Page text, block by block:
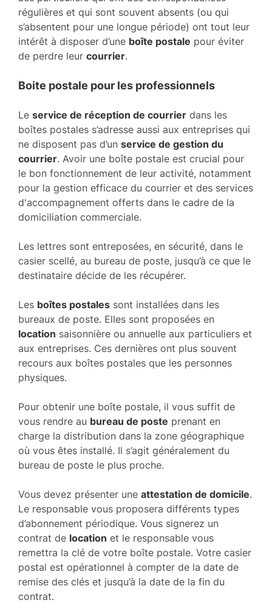
régulières et qui sont souvent absents (ou qui
s’absentent pour une longue période) ont tout leur
intérêt à disposer d’une boîte postale pour éviter
de perdre leur courrier.
Boite postale pour les professionnels
Le service de réception de courrier dans les
boîtes postales s’adresse aussi aux entreprises qui
ne disposent pas d’un service de gestion du
courrier. Avoir une boîte postale est crucial pour
le bon fonctionnement de leur activité, notamment
pour la gestion efficace du courrier et des services
d'accompagnement offerts dans le cadre de la
domiciliation commerciale.
Les lettres sont entreposées, en sécurité, dans le
casier scellé, au bureau de poste, jusqu’à ce que le
destinataire décide de les récupérer.
Les boîtes postales sont installées dans les
bureaux de poste. Elles sont proposées en
location saisonnière ou annuelle aux particuliers et
aux entreprises. Ces dernières ont plus souvent
recours aux boîtes postales que les personnes
physiques.
Pour obtenir une boîte postale, il vous suffit de
vous rendre au bureau de poste prenant en
charge la distribution dans la zone géographique
où vous êtes installé. Il s’agit généralement du
bureau de poste le plus proche.
Vous devez présenter une attestation de domicile.
Le responsable vous proposera différents types
d’abonnement périodique. Vous signerez un
contrat de location et le responsable vous
remettra la clé de votre boîte postale. Votre casier
postal est opérationnel à compter de la date de
remise des clés et jusqu’à la date de la fin du
contrat.